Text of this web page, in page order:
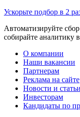
Ускорьте подбор в 2
Автоматизируйте
собирайте аналитику
О компании
Наши вакансии
Партнерам
Реклама на сайте
Новости и статьи
Инвесторам
Кандидаты по